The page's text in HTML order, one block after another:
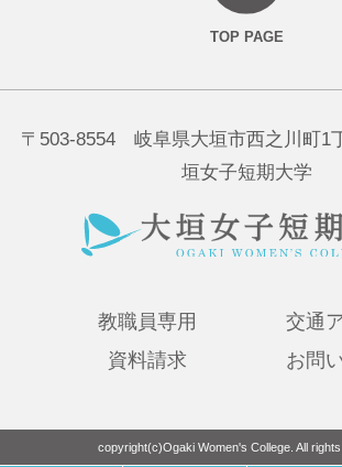
〒503-8554 岐阜県大垣市西之川町
垣女子短期大学
教職員専用
交通
資料請求
お問
copyright(c)Ogaki Women's College. All